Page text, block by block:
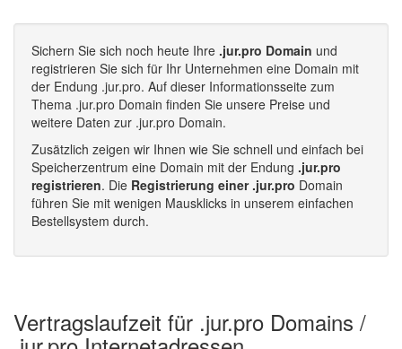
Sichern Sie sich noch heute Ihre .jur.pro Domain und
registrieren Sie sich für Ihr Unternehmen eine Domain mit
der Endung .jur.pro. Auf dieser Informationsseite zum
Thema .jur.pro Domain finden Sie unsere Preise und
weitere Daten zur .jur.pro Domain.
Zusätzlich zeigen wir Ihnen wie Sie schnell und einfach bei
Speicherzentrum eine Domain mit der Endung .jur.pro
registrieren. Die Registrierung einer .jur.pro Domain
führen Sie mit wenigen Mausklicks in unserem einfachen
Bestellsystem durch.
Vertragslaufzeit für .jur.pro Domains /